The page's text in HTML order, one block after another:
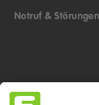
Notruf & Störungen